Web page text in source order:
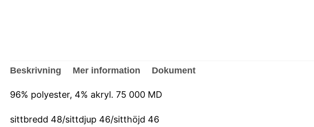
Beskrivning Mer information Dokument
96% polyester, 4% akryl. 75 000 MD
sittbredd 48/sittdjup 46/sitthöjd 46